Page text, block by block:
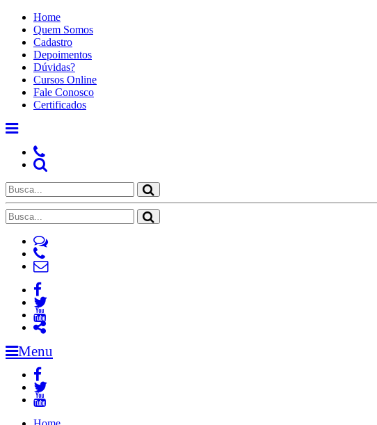
Home
Quem Somos
Cadastro
Depoimentos
Dúvidas?
Cursos Online
Fale Conosco
Certificados
Menu